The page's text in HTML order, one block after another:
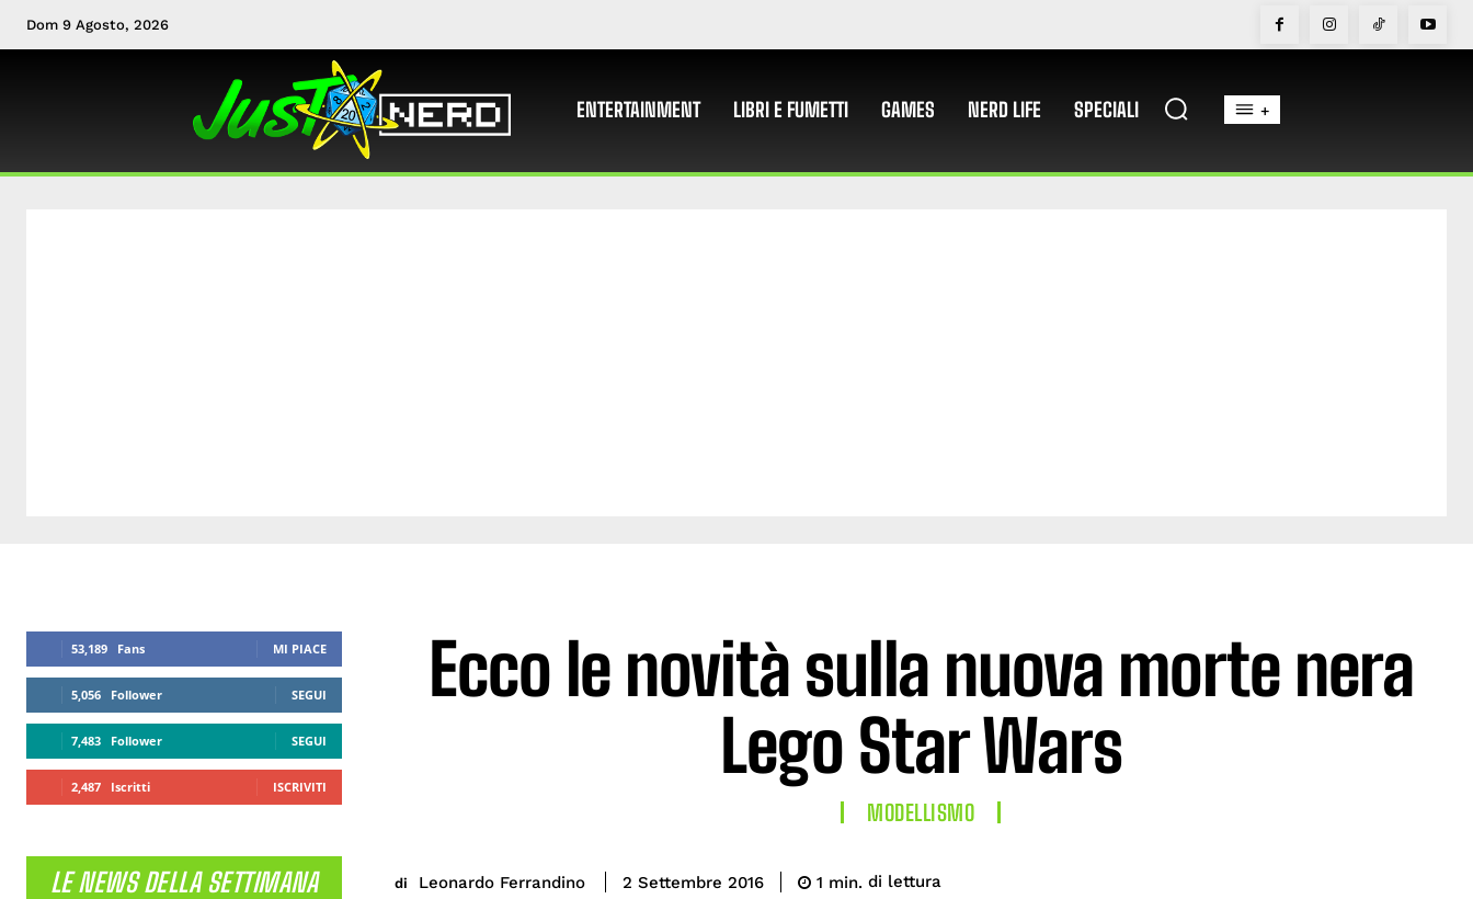
Dom 9 Agosto, 2026
ENTERTAINMENT LIBRI E FUMETTI GAMES NERD LIFE SPECIALI +
53,189 Fans MI PIACE
5,056 Follower SEGUI
7,483 Follower SEGUI
2,487 Iscritti ISCRIVITI
LE NEWS DELLA SETTIMANA
Ecco le novità sulla nuova morte nera
Lego Star Wars
MODELLISMO
di Leonardo Ferrandino 2 Settembre 2016 1 min. di lettura